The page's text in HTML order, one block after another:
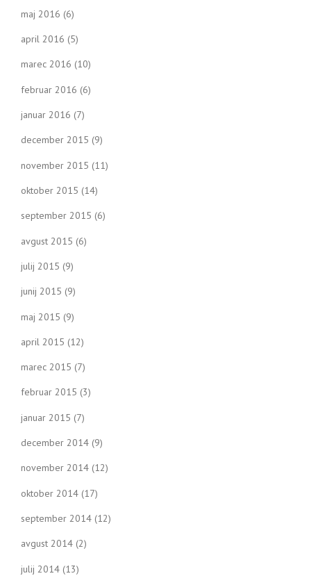
maj 2016 (6)
april 2016 (5)
marec 2016 (10)
februar 2016 (6)
januar 2016 (7)
december 2015 (9)
november 2015 (11)
oktober 2015 (14)
september 2015 (6)
avgust 2015 (6)
julij 2015 (9)
junij 2015 (9)
maj 2015 (9)
april 2015 (12)
marec 2015 (7)
februar 2015 (3)
januar 2015 (7)
december 2014 (9)
november 2014 (12)
oktober 2014 (17)
september 2014 (12)
avgust 2014 (2)
julij 2014 (13)